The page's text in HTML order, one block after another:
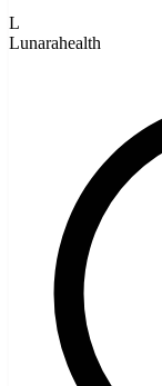
L
Lunarahealth